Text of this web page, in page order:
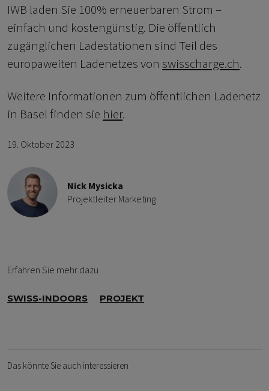
IWB laden Sie 100% erneuerbaren Strom –
einfach und kostengünstig. Die öffentlich
zugänglichen Ladestationen sind Teil des
europaweiten Ladenetzes von swisscharge.ch.
Weitere Informationen zum öffentlichen Ladenetz
in Basel finden sie hier.
19. Oktober 2023
Nick Mysicka
Projektleiter Marketing
Erfahren Sie mehr dazu
SWISS-INDOORS PROJEKT
Das könnte Sie auch interessieren